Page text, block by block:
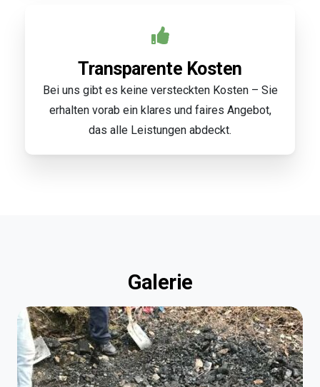
Transparente Kosten
Bei uns gibt es keine versteckten Kosten – Sie
erhalten vorab ein klares und faires Angebot,
das alle Leistungen abdeckt.
Galerie